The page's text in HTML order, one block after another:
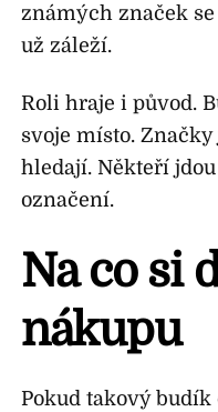
známých značek
už záleží.
Roli hraje i původ.
svoje místo.
hledají. Někteří
označení.
Na co si
nákupu
Pokud takový budík